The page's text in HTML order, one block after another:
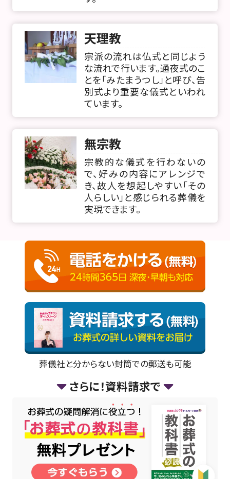
天理教
宗派の流れは仏式と同じよう
な流れで行います。通夜式のこ
とを「みたまうつし」と呼び、告
別式より重要な儀式といわれ
ています。
無宗教
宗教的な儀式を行わないの
で、好みの内容にアレンジで
き、故人を想起しやすい「その
人らしい」と感じられる葬儀を
実現できます。
葬儀社と分からない封筒での郵送も可能
さらに！資料請求で